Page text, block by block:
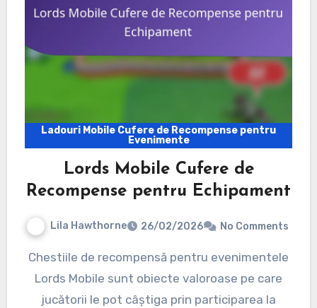
Ladouri Mobile Cufere de Recompense pentru
Evenimente
Lords Mobile Cufere de
Recompense pentru Echipament
Lila Hawthorne 26/02/2026 No Comments
Chestiile de recompensă pentru evenimentele
Lords Mobile sunt obiecte valoroase pe care
jucătorii le pot câștiga prin participarea la